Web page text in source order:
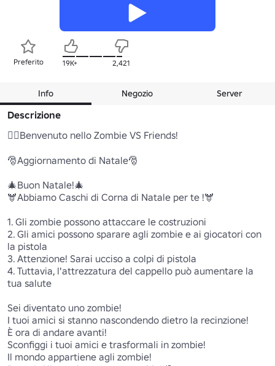
Preferito 19K+ 2,421
Info Negozio Server
Descrizione
🧟‍♀️Benvenuto nello Zombie VS Friends!
🎅Aggiornamento di Natale🎅
🎄Buon Natale!🎄
🫎Abbiamo Caschi di Corna di Natale per te !🫎
1. Gli zombie possono attaccare le costruzioni
2. Gli amici possono sparare agli zombie e ai giocatori con
la pistola
3. Attenzione! Sarai ucciso a colpi di pistola
4. Tuttavia, l'attrezzatura del cappello può aumentare la
tua salute
Sei diventato uno zombie!
I tuoi amici si stanno nascondendo dietro la recinzione!
È ora di andare avanti!
Sconfiggi i tuoi amici e trasformali in zombie!
Il mondo appartiene agli zombie!